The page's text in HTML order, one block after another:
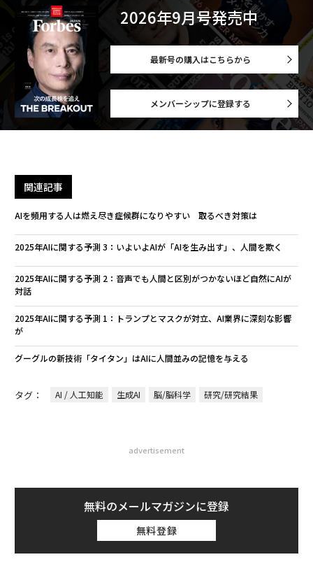
2026年9月号発売中
最新号の購入はこちらから
メンバーシップに登録する
関連記事
AIを頻用する人は燃え尽き症候群になりやすい 取るべき対策は
2025年AIに関する予測 3：いよいよAIが「AIを生み出す」、人間を欺く
2025年AIに関する予測 2：音声でも人間と区別がつかないほど自然にAIが
対話
2025年AIに関する予測 1：トランプとマスクが対立、AI業界に深刻な影響
が
グーグルの新技術「タイタン」はAIに人間並みの記憶を与える
タグ： AI / 人工知能 生成AI 脳/脳科学 研究/研究結果
advertisement
無料のメールマガジンに登録
無料登録